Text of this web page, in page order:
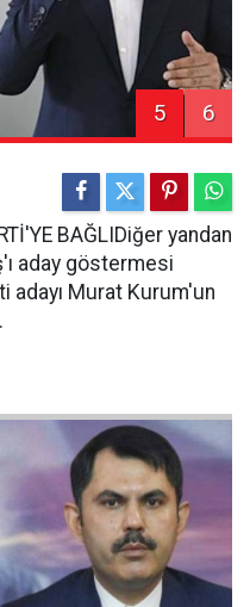
5 6
BAĞLIDiğer yandan
aday göstermesi
adayı Murat Kurum'un